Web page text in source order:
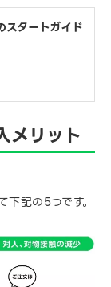
タートガイド
メリット
記の5つです。